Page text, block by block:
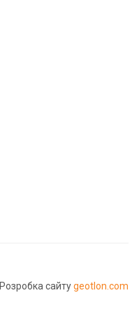
Розробка сайтуgeotlon.com